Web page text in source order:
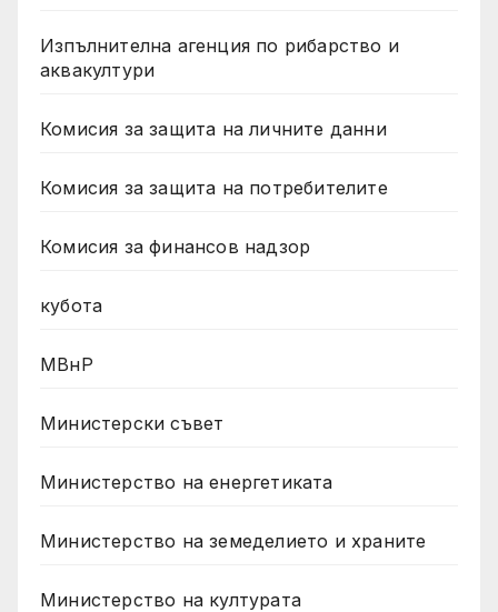
Изпълнителна агенция по рибарство и
аквакултури
Комисия за защита на личните данни
Комисия за защита на потребителите
Комисия за финансов надзор
кубота
МВнР
Министерски съвет
Министерство на енергетиката
Министерство на земеделието и храните
Министерство на културата